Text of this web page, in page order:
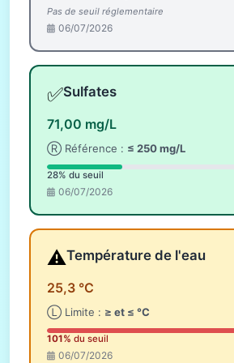
Pas de seuil réglementaire
06/07/2026
✅Sulfates
71,00 mg/L
Ⓡ Référence : ≤ 250 mg/L
28% du seuil
06/07/2026
⚠️Température de l'eau
25,3 °C
Ⓛ Limite : ≥ et ≤ °C
101% du seuil
06/07/2026